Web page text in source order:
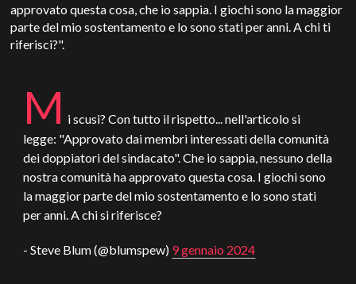
approvato questa cosa, che io sappia. I giochi sono la maggior
parte del mio sostentamento e lo sono stati per anni. A chi ti
riferisci?".
M i scusi? Con tutto il rispetto... nell'articolo si
legge: "Approvato dai membri interessati della comunità
dei doppiatori del sindacato". Che io sappia, nessuno della
nostra comunità ha approvato questa cosa. I giochi sono
la maggior parte del mio sostentamento e lo sono stati
per anni. A chi si riferisce?
- Steve Blum (@blumspew) 9 gennaio 2024